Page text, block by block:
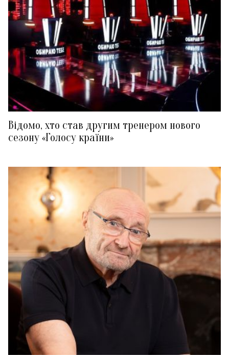
Відомо, хто став другим тренером нового
сезону «Голосу країни»